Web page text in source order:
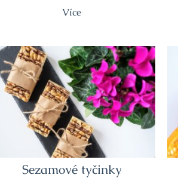
Více
Sezamové tyčinky